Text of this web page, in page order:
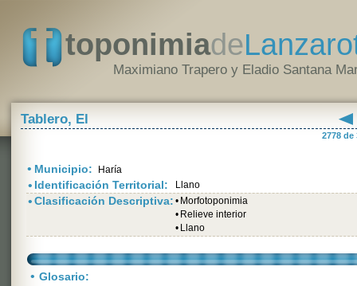
toponimiade
Maximiano Trapero y Eladio Santana
Tablero, El
2778 de
• Municipio: Haría
• Identificación Territorial: Llano
•Clasificación Descriptiva: • Morfotoponimia
• Relieve interior
• Llano
• Glosario: